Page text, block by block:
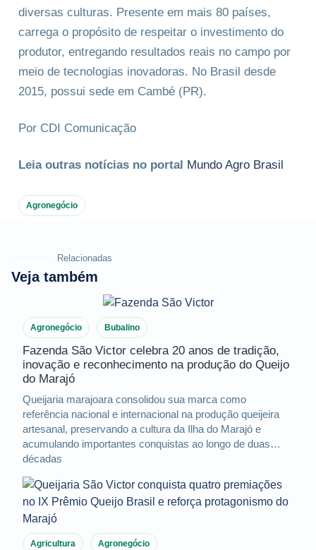
diversas culturas. Presente em mais 80 países,
carrega o propósito de respeitar o investimento do
produtor, entregando resultados reais no campo por
meio de tecnologias inovadoras. No Brasil desde
2015, possui sede em Cambé (PR).
Por CDI Comunicação
Leia outras notícias no portal Mundo Agro Brasil
Agronegócio
Relacionadas
Veja também
Agronegócio Bubalino
Fazenda São Victor celebra 20 anos de tradição,
inovação e reconhecimento na produção do Queijo
do Marajó
Queijaria marajoara consolidou sua marca como
referência nacional e internacional na produção queijeira
artesanal, preservando a cultura da Ilha do Marajó e
acumulando importantes conquistas ao longo de duas
décadas
Agricultura Agronegócio